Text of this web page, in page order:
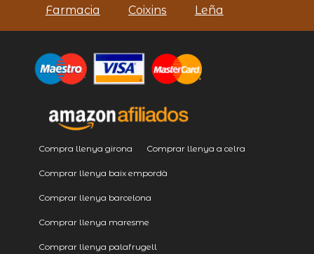
Farmacia Coixins Leña
Compra llenya girona Comprar llenya a celra
Comprar llenya baix empordà
Comprar llenya barcelona
Comprar llenya maresme
Comprar llenya palafrugell